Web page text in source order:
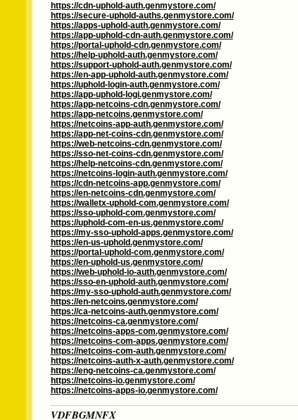
https://cdn-uphold-auth.genmystore.com/
https://secure-uphold-auths.genmystore.com/
https://apps-uphold-auth.genmystore.com/
https://app-uphold-cdn-auth.genmystore.com/
https://portal-uphold-cdn.genmystore.com/
https://help-uphold-auth.genmystore.com/
https://support-uphold-auth.genmystore.com/
https://en-app-uphold-auth.genmystore.com/
https://uphold-login-auth.genmystore.com/
https://app-uphold-logi.genmystore.com/
https://app-netcoins-cdn.genmystore.com/
https://app-netcoins.genmystore.com/
https://netcoins-app-auth.genmystore.com/
https://app-net-coins-cdn.genmystore.com/
https://web-netcoins-cdn.genmystore.com/
https://sso-net-coins-cdn.genmystore.com/
https://help-netcoins-cdn.genmystore.com/
https://netcoins-login-auth.genmystore.com/
https://cdn-netcoins-app.genmystore.com/
https://en-netcoins-cdn.genmystore.com/
https://walletx-uphold-com.genmystore.com/
https://sso-uphold-com.genmystore.com/
https://uphold-com-en-us.genmystore.com/
https://my-sso-uphold-apps.genmystore.com/
https://en-us-uphold.genmystore.com/
https://portal-uphold-com.genmystore.com/
https://en-uphold-us.genmystore.com/
https://web-uphold-io-auth.genmystore.com/
https://sso-en-uphold-auth.genmystore.com/
https://my-sso-uphold-auth.genmystore.com/
https://en-netcoins.genmystore.com/
https://ca-netcoins-auth.genmystore.com/
https://netcoins-ca.genmystore.com/
https://netcoins-apps-com.genmystore.com/
https://netcoins-com-apps.genmystore.com/
https://netcoins-com-auth.genmystore.com/
https://netcoins-auth-x-auth.genmystore.com/
https://eng-netcoins-ca.genmystore.com/
https://netcoins-io.genmystore.com/
https://netcoins-apps-io.genmystore.com/
VDFBGMNFX